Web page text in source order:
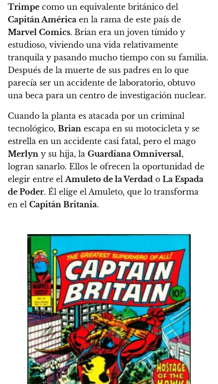
Trimpe como un equivalente británico del
Capitán América en la rama de este país de
Marvel Comics. Brian era un joven tímido y
estudioso, viviendo una vida relativamente
tranquila y pasando mucho tiempo con su familia.
Después de la muerte de sus padres en lo que
parecía ser un accidente de laboratorio, obtuvo
una beca para un centro de investigación nuclear.
Cuando la planta es atacada por un criminal
tecnológico, Brian escapa en su motocicleta y se
estrella en un accidente casi fatal, pero el mago
Merlyn y su hija, la Guardiana Omniversal,
logran sanarlo. Ellos le ofrecen la oportunidad de
elegir entre elAmuleto de la Verdad o La Espada
de Poder. Él elige el Amuleto, que lo transforma
en el Capitán Britania.